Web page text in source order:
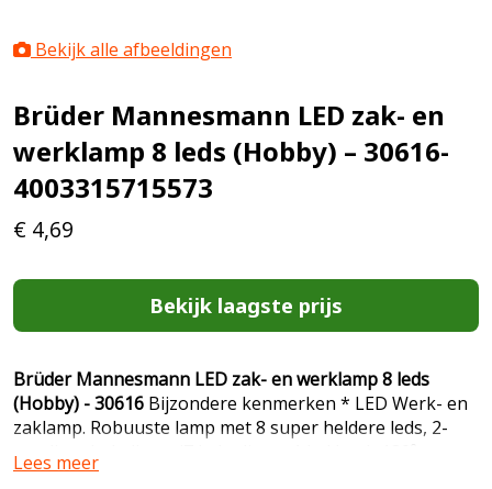
Bekijk alle afbeeldingen
Brüder Mannesmann LED zak- en
werklamp 8 leds (Hobby) – 30616-
4003315715573
€ 4,69
Bekijk laagste prijs
Brüder Mannesmann LED zak- en werklamp 8 leds
(Hobby) - 30616 Bijzondere kenmerken * LED Werk- en
zaklamp. Robuuste lamp met 8 super heldere leds, 2-
voudig schakelbaar (7 leds clip en 1 led kop), 180º
draaibare magnetische clip, spatwaterdicht, werkt op 3
Lees meer